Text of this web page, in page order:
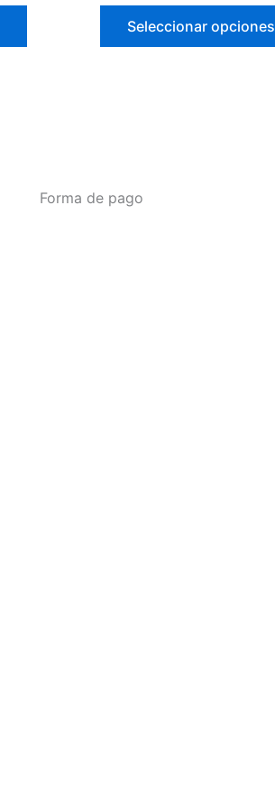
Seleccionar opciones
Forma de pago